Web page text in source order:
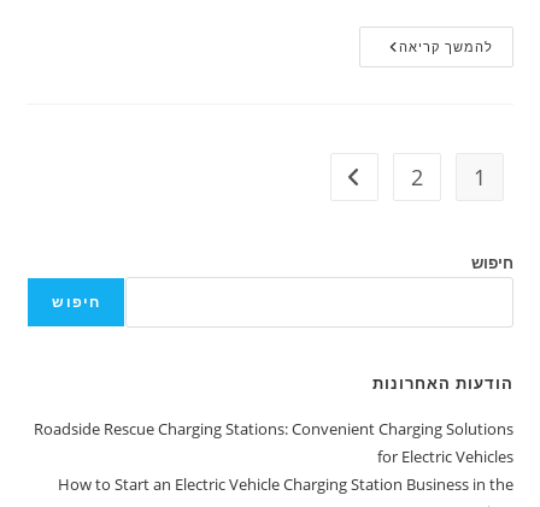
להמשך קריאה
1
2
חיפוש
חיפוש
הודעות האחרונות
Roadside Rescue Charging Stations: Convenient Charging Solutions
for Electric Vehicles
How to Start an Electric Vehicle Charging Station Business in the